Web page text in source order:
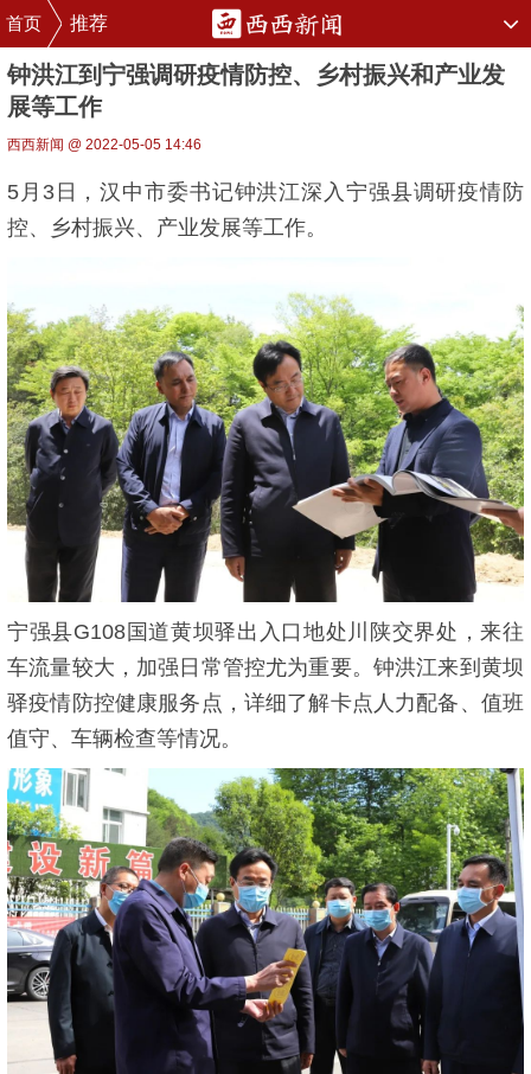
首页 推荐
钟洪江到宁强调研疫情防控、乡村振兴和产业发
展等工作
西西新闻 @ 2022-05-05 14:46
5月3日，汉中市委书记钟洪江深入宁强县调研疫情防
控、乡村振兴、产业发展等工作。
宁强县G108国道黄坝驿出入口地处川陕交界处，来往
车流量较大，加强日常管控尤为重要。钟洪江来到黄坝
驿疫情防控健康服务点，详细了解卡点人力配备、值班
值守、车辆检查等情况。